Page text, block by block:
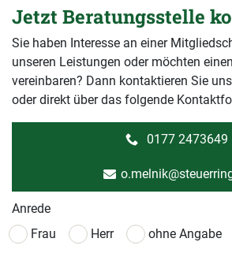
Jetzt Beratungsstelle
Sie haben Interesse an einer
unseren Leistungen oder möchten
vereinbaren? Dann kontaktieren Sie
oder direkt über das folgende
0177 2473649
Anrede
Frau
Herr ohne Angabe